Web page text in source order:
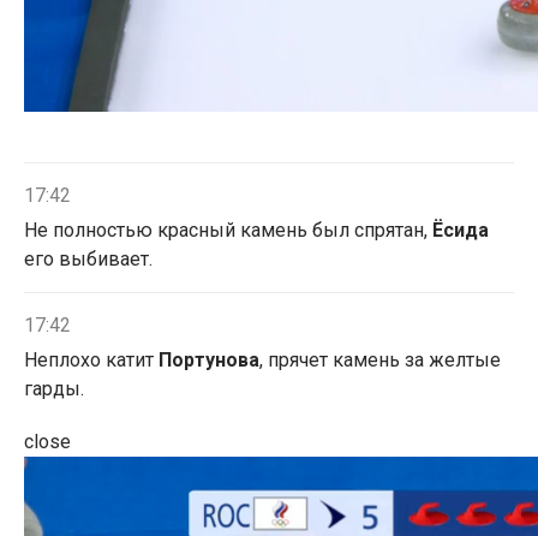
17:42
Не полностью красный камень был спрятан, Ёсида
его выбивает.
17:42
Неплохо катит Портунова, прячет камень за желтые
гарды.
close